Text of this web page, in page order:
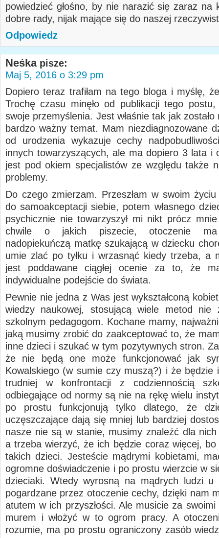
powiedzieć głośno, by nie narazić się zaraz na
dobre rady, nijak mające się do naszej
Odpowiedz
Neśka pisze:
Maj 5, 2016 o 3:29 pm
Dopiero teraz trafiłam na tego bloga i myślę,
Trochę czasu minęło od publikacji tego
swoje przemyślenia. Jest właśnie tak jak
bardzo ważny temat. Mam niezdiagnozowane
od urodzenia wykazuje cechy
innych towarzyszących, ale ma dopiero 3 lata i
jest pod okiem specjalistów ze względu także
problemy.
Do czego zmierzam. Przeszłam w swoim życiu
do samoakceptacji siebie, potem własnego
psychicznie nie towarzyszył mi nikt prócz mnie
chwile o jakich piszecie, otoczenie
nadopiekuńczą matkę szukającą w dziecku
umie zlać po tyłku i wrzasnąć kiedy trzeba, a
jest poddawane ciągłej ocenie za to, że
indywidualne podejście do świata.
Pewnie nie jedna z Was jest wykształconą
wiedzy naukowej, stosującą wiele metod nie
szkolnym pedagogom. Kochane mamy,
jaką musimy zrobić do zaakceptować to, że
inne dzieci i szukać w tym pozytywnych stron.
że nie będą one może funkcjonować jak
Kowalskiego (w sumie czy muszą?) i że będzie
trudniej w konfrontacji z codziennością
odbiegające od normy są nie na rękę wielu
po prostu funkcjonują tylko dlatego, że
uczęszczające dają się mniej lub bardziej
nasze nie są w stanie, musimy znaleźć dla
a trzeba wierzyć, że ich będzie coraz więcej, bo
takich dzieci. Jesteście mądrymi kobietami,
ogromne doświadczenie i po prostu wierzcie w
dzieciaki. Wtedy wyrosną na mądrych ludzi u
pogardzane przez otoczenie cechy, dzięki nam
atutem w ich przyszłości. Ale musicie za
murem i włożyć w to ogrom pracy. A
rozumie, ma po prostu ograniczony zasób